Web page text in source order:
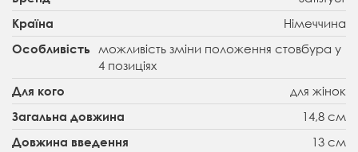
Країна Німеччина
Особливість
можливість зміни положення стовбура у
4 позиціях
Для кого для жінок
Загальна довжина 14,8 cм
Довжина введення 13 см